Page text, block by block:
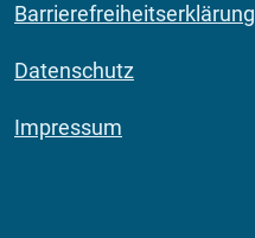
Barrierefreiheitserklärung
Datenschutz
Impressum